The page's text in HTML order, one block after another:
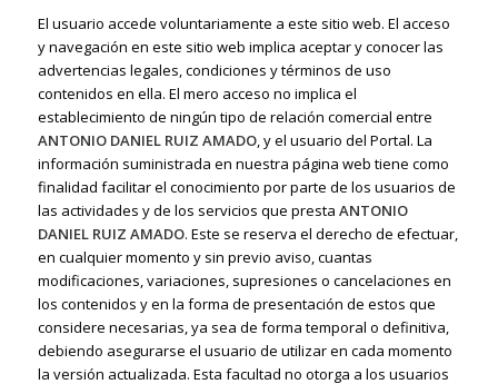
El usuario accede voluntariamente a este sitio web. El acceso
y navegación en este sitio web implica aceptar y conocer las
advertencias legales, condiciones y términos de uso
contenidos en ella. El mero acceso no implica el
establecimiento de ningún tipo de relación comercial entre
ANTONIO DANIEL RUIZ AMADO, y el usuario del Portal. La
información suministrada en nuestra página web tiene como
finalidad facilitar el conocimiento por parte de los usuarios de
las actividades y de los servicios que presta ANTONIO
DANIEL RUIZ AMADO. Este se reserva el derecho de efectuar,
en cualquier momento y sin previo aviso, cuantas
modificaciones, variaciones, supresiones o cancelaciones en
los contenidos y en la forma de presentación de estos que
considere necesarias, ya sea de forma temporal o definitiva,
debiendo asegurarse el usuario de utilizar en cada momento
la versión actualizada. Esta facultad no otorga a los usuarios